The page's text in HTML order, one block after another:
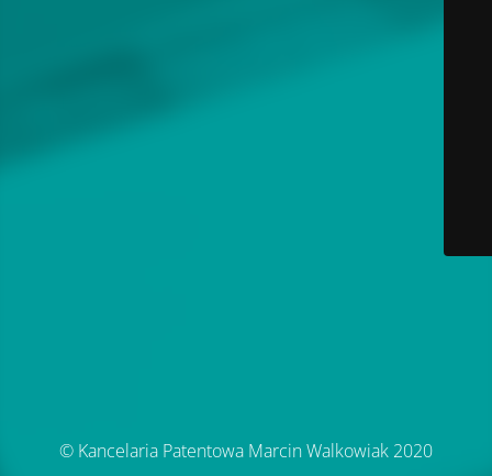
© Kancelaria Patentowa Marcin Walkowiak 2020